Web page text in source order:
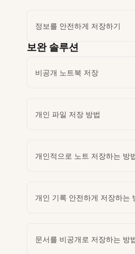
정보를 안전하게 저장하기
보완 솔루션
비공개 노트북 저장
개인 파일 저장 방법
개인적으로 노트 저장하는 방
개인 기록 안전하게 저장하는
문서를 비공개로 저장하는 방